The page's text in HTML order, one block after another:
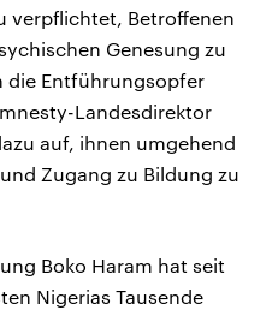
verpflichtet, Betroffenen
Genesung zu
die Entführungsopfer
Landesdirektor
auf, ihnen umgehend
Zugang zu Bildung zu
Boko Haram hat seit
Nigerias Tausende